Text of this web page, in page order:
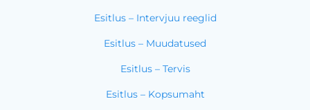
Esitlus – Intervjuu reeglid
Esitlus – Muudatused
Esitlus – Tervis
Esitlus – Kopsumaht